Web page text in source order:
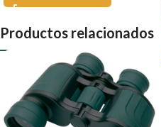
Productos relacionados